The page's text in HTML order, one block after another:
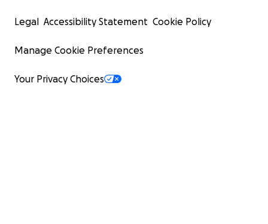
Legal Accessibility Statement Cookie Policy
Manage Cookie Preferences
Your Privacy Choices